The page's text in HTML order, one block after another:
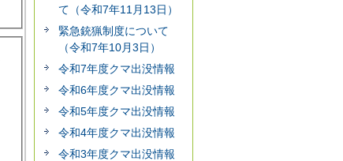
て（令和7年11月13日）
緊急銃猟制度について
（令和7年10月3日）
令和7年度クマ出没情報
令和6年度クマ出没情報
令和5年度クマ出没情報
令和4年度クマ出没情報
令和3年度クマ出没情報